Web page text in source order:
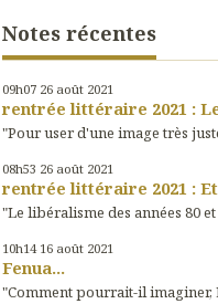
Notes récentes
09h07 26 août 2021
rentrée littéraire 2021 :
"Pour user d'une image très
08h53 26 août 2021
rentrée littéraire 2021 :
"Le libéralisme des années 80
10h14 16 août 2021
Fenua...
"Comment pourrait-il imaginer,